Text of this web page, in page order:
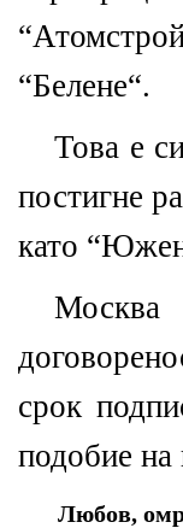
“Белене“.
Това е
постигне
като
Москва
срок
подобие
Любов,